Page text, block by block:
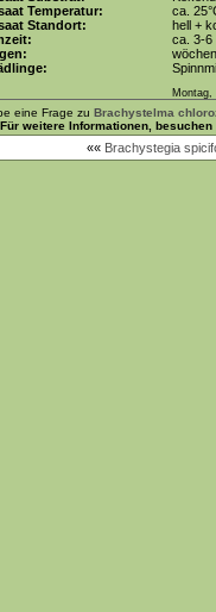
Temperatur:
ca.
Standort:
hell +
ca. 3-6
Montag,
eine Frage zu Brachystelma
Für weitere Informationen,
«« Brachystegia